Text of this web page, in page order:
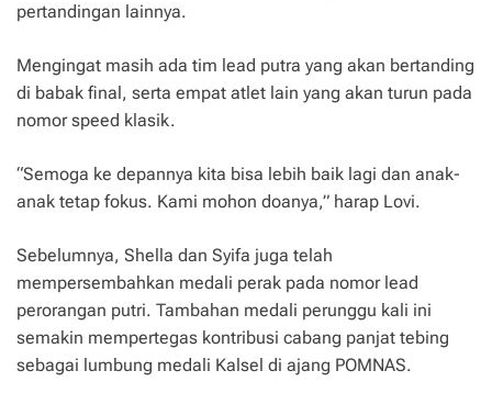
pertandingan lainnya.
Mengingat masih ada tim lead putra yang akan bertanding
di babak final, serta empat atlet lain yang akan turun pada
nomor speed klasik.
“Semoga ke depannya kita bisa lebih baik lagi dan anak-
anak tetap fokus. Kami mohon doanya,” harap Lovi.
Sebelumnya, Shella dan Syifa juga telah
mempersembahkan medali perak pada nomor lead
perorangan putri. Tambahan medali perunggu kali ini
semakin mempertegas kontribusi cabang panjat tebing
sebagai lumbung medali Kalsel di ajang POMNAS.